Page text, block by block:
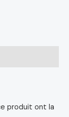
produit ont la